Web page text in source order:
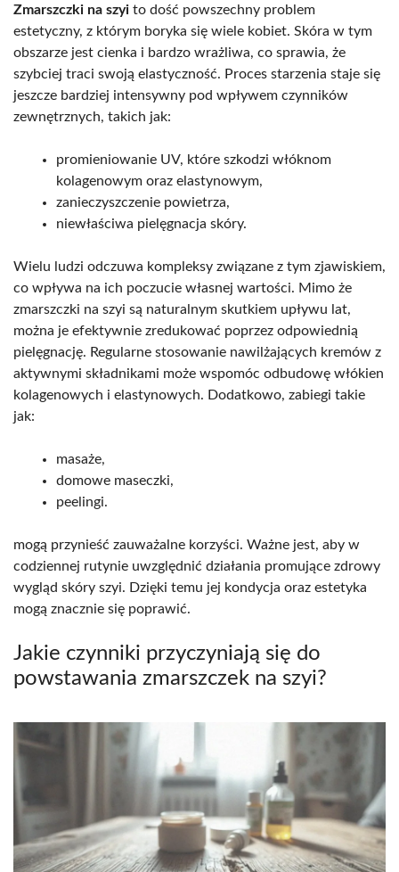
Zmarszczki na szyi to dość powszechny problem
estetyczny, z którym boryka się wiele kobiet. Skóra w tym
obszarze jest cienka i bardzo wrażliwa, co sprawia, że
szybciej traci swoją elastyczność. Proces starzenia staje się
jeszcze bardziej intensywny pod wpływem czynników
zewnętrznych, takich jak:
promieniowanie UV, które szkodzi włóknom
kolagenowym oraz elastynowym,
zanieczyszczenie powietrza,
niewłaściwa pielęgnacja skóry.
Wielu ludzi odczuwa kompleksy związane z tym zjawiskiem,
co wpływa na ich poczucie własnej wartości. Mimo że
zmarszczki na szyi są naturalnym skutkiem upływu lat,
można je efektywnie zredukować poprzez odpowiednią
pielęgnację. Regularne stosowanie nawilżających kremów z
aktywnymi składnikami może wspomóc odbudowę włókien
kolagenowych i elastynowych. Dodatkowo, zabiegi takie
jak:
masaże,
domowe maseczki,
peelingi.
mogą przynieść zauważalne korzyści. Ważne jest, aby w
codziennej rutynie uwzględnić działania promujące zdrowy
wygląd skóry szyi. Dzięki temu jej kondycja oraz estetyka
mogą znacznie się poprawić.
Jakie czynniki przyczyniają się do
powstawania zmarszczek na szyi?